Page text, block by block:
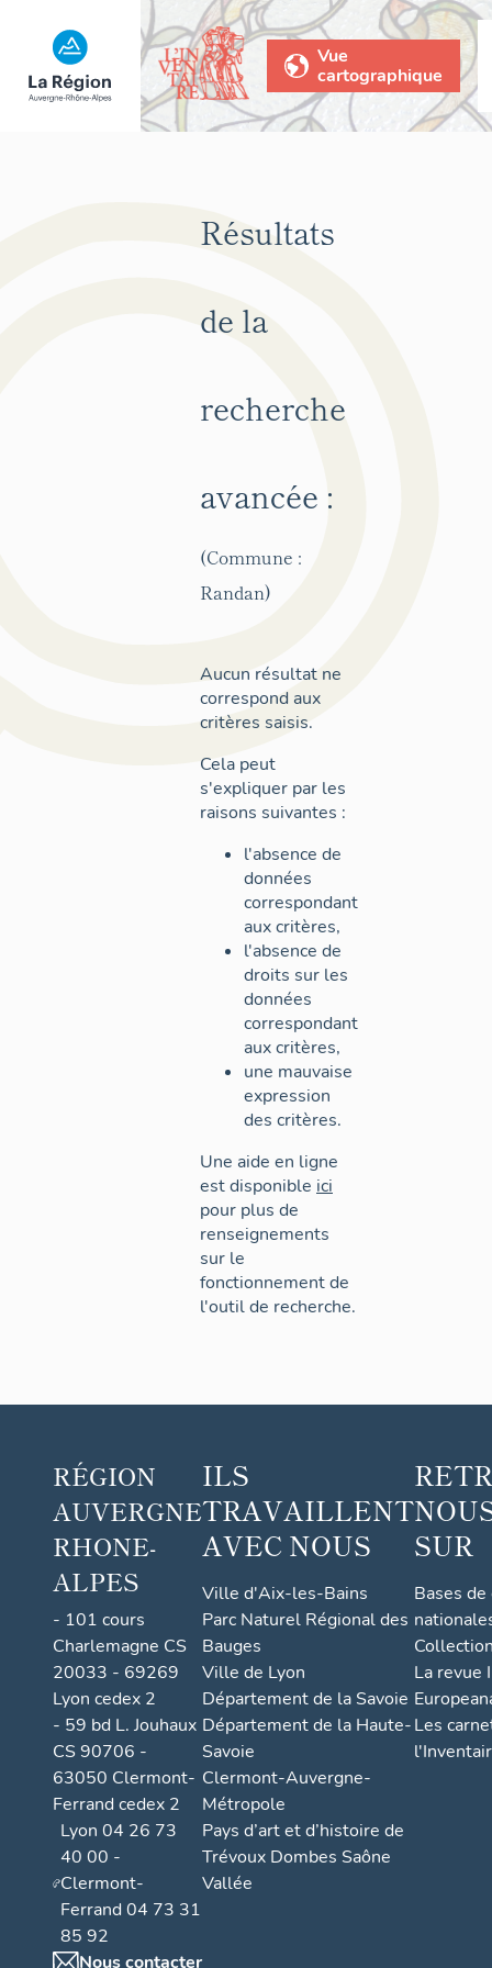
Vue
cartographique
Résultats
de la
recherche
avancée :
(Commune :
Randan)
Aucun résultat ne
correspond aux
critères saisis.
Cela peut
s'expliquer par les
raisons suivantes :
l'absence de
données
correspondant
aux critères,
l'absence de
droits sur les
données
correspondant
aux critères,
une mauvaise
expression
des critères.
Une aide en ligne
est disponible ici
pour plus de
renseignements
sur le
fonctionnement de
l'outil de recherche.
RÉGION
AUVERGNE
RHONE-
ALPES
- 101 cours
Charlemagne CS
20033 - 69269
Lyon cedex 2
- 59 bd L. Jouhaux
CS 90706 -
63050 Clermont-
Ferrand cedex 2
Lyon 04 26 73
40 00 -
Clermont-
Ferrand 04 73 31
85 92
Nous contacter
ILS
TRAVAILLENT
AVEC NOUS
Ville d'Aix-les-Bains
Parc Naturel Régional des
Bauges
Ville de Lyon
Département de la Savoie
Département de la Haute-
Savoie
Clermont-Auvergne-
Métropole
Pays d’art et d’histoire de
Trévoux Dombes Saône
Vallée
SUR
Bases
La revue
Les